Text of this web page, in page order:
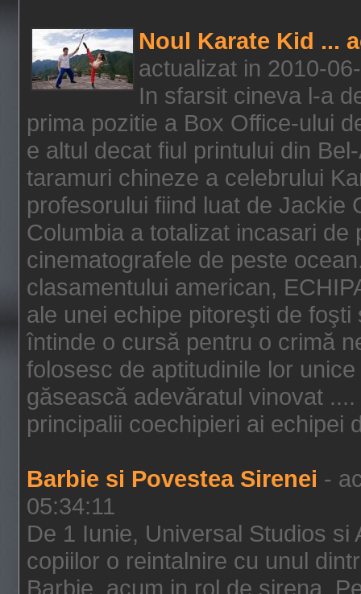
Noul Karate Kid ...
actualizat in 2010-
In sfarsit cineva l-a
prima pozitie a Box Office-ului
e altul decat fiul printului din
taramuri chineze a celebrului
profesorului fiind luat de Jackie
Columbia a totalizat incasari
cinematografele de peste
clasamentului american,
ale unei echipe pitoreşti de
întinde o cursă pentru o crimă
folosesc de aptitudinile lor
găsească adevăratul vinovat
principalii coechipieri ai echipei
Barbie si Povestea Sirenei -
05:34:11
De 1 Iunie, Universal Studios si
copiilor o reintalnire cu unul
Barbie, acum in rol de sirena.